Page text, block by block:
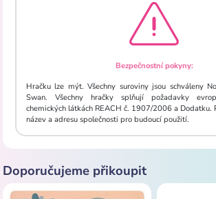
Bezpečnostní pokyny:
Hračku lze mýt. Všechny suroviny jsou schváleny
Swan. Všechny hračky splňují požadavky
chemických látkách REACH č. 1907/2006 a Dodatku.
název a adresu společnosti pro budoucí použití.
Doporučujeme přikoupit